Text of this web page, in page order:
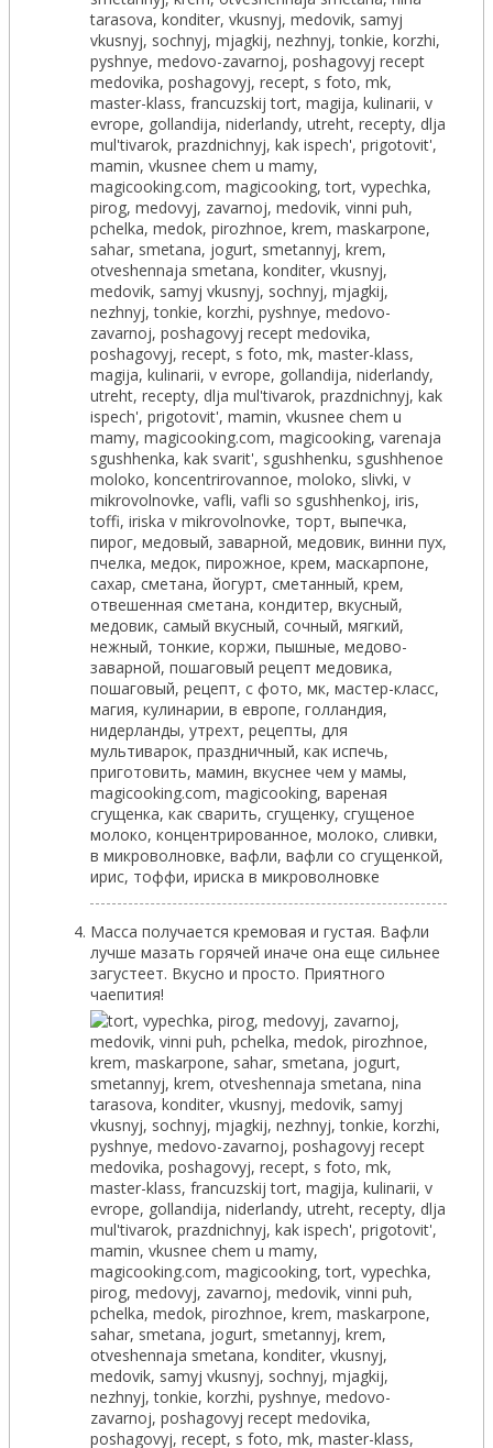
Масса получается кремовая и густая. Вафли
лучше мазать горячей иначе она еще сильнее
загустеет. Вкусно и просто. Приятного
чаепития!